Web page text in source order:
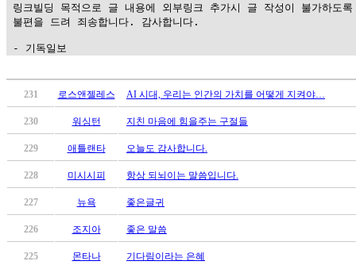
링크빌딩 목적으로 글 내용에 외부링크 추가시 글 작성이 불가하도
불편을 드려 죄송합니다. 감사합니다.
- 기독일보
만
꼴
밍
231 로스앤젤레스 AI 시대, 우리는 인간의 가치를 어떻게 지켜야…
230 워싱턴 지친 마음에 힘을주는 구절들
229 애틀랜타 오늘도 감사합니다.
228 미시시피 항상 되뇌이는 말씀입니다.
227 뉴욕 좋은글귀
226 조지아 좋은 말씀
225 몬타나 기다림이라는 은혜